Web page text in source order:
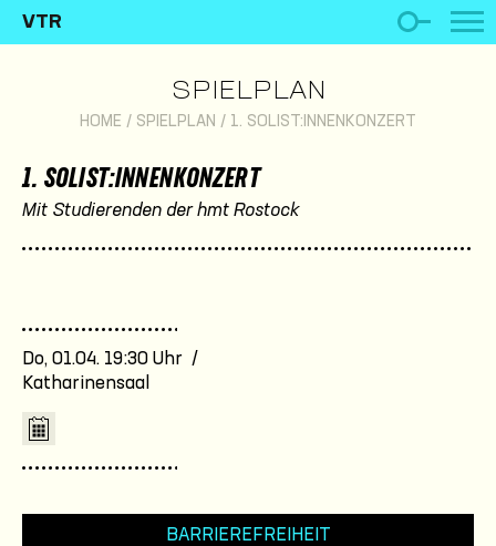
VTR
SPIELPLAN
HOME / SPIELPLAN / 1. SOLIST:INNENKONZERT
1. SOLIST:INNENKONZERT
Mit Studierenden der hmt Rostock
Do, 01.04. 19:30 Uhr /
Katharinensaal
BARRIEREFREIHEIT